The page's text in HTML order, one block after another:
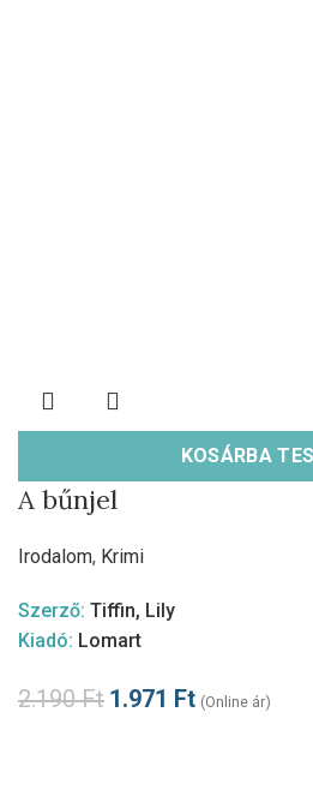
KOSÁRBA
A bűnjel
Irodalom, Krimi
Szerző: Tiffin, Lily
Kiadó: Lomart
2.190Ft 1.971 Ft (Online ár)